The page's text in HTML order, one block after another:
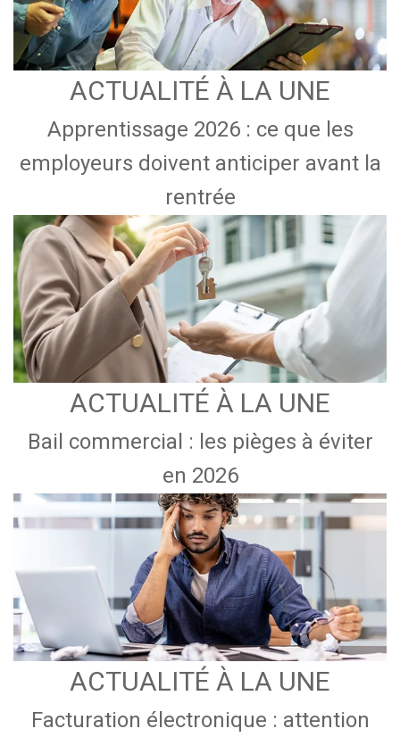
ACTUALITÉ À LA UNE
Apprentissage 2026 : ce que les
employeurs doivent anticiper avant la
rentrée
ACTUALITÉ À LA UNE
Bail commercial : les pièges à éviter
en 2026
ACTUALITÉ À LA UNE
Facturation électronique : attention